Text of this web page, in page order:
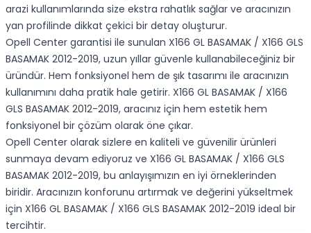
arazi kullanımlarında size ekstra rahatlık sağlar ve aracınızın
yan profilinde dikkat çekici bir detay oluşturur.
Opell Center garantisi ile sunulan X166 GL BASAMAK / X166 GLS
BASAMAK 2012-2019, uzun yıllar güvenle kullanabileceğiniz bir
üründür. Hem fonksiyonel hem de şık tasarımı ile aracınızın
kullanımını daha pratik hale getirir. X166 GL BASAMAK / X166
GLS BASAMAK 2012-2019, aracınız için hem estetik hem
fonksiyonel bir çözüm olarak öne çıkar.
Opell Center olarak sizlere en kaliteli ve güvenilir ürünleri
sunmaya devam ediyoruz ve X166 GL BASAMAK / X166 GLS
BASAMAK 2012-2019, bu anlayışımızın en iyi örneklerinden
biridir. Aracınızın konforunu artırmak ve değerini yükseltmek
için X166 GL BASAMAK / X166 GLS BASAMAK 2012-2019 ideal bir
tercihtir.